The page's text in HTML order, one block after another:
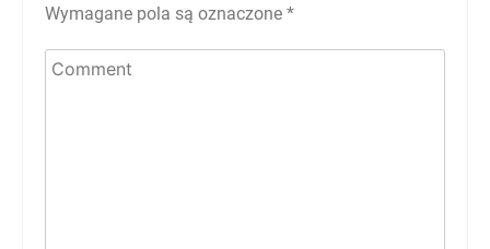
Wymagane pola są oznaczone *